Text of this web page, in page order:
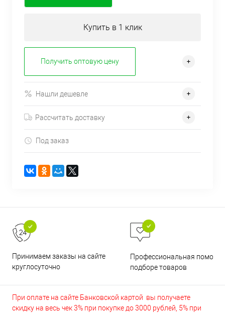
Купить в 1 клик
Получить оптовую цену
Нашли дешевле
Рассчитать доставку
Под заказ
Принимаем заказы на сайте
круглосуточно
Профессиональная помощь
подборе товаров
При оплате на сайте Банковской картой вы получаете
скидку на весь чек 3% при покупке до 3000 рублей, 5% при